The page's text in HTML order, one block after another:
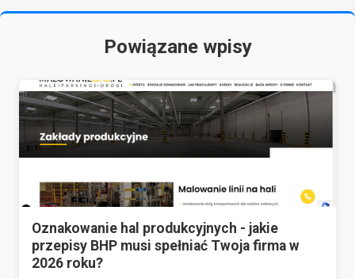
Powiązane wpisy
Oznakowanie hal produkcyjnych - jakie
przepisy BHP musi spełniać Twoja firma w
2026 roku?